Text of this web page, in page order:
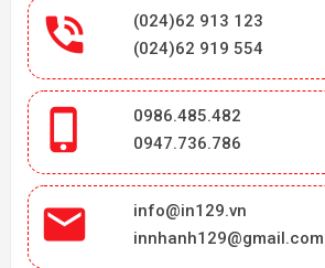

(024)62 913 123
(024)62 919 554

0986.485.482
0947.736.786

info@in129.vn
innhanh129@gmail.com